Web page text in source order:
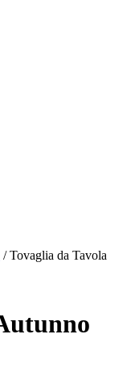
/Tovaglia da Tavola